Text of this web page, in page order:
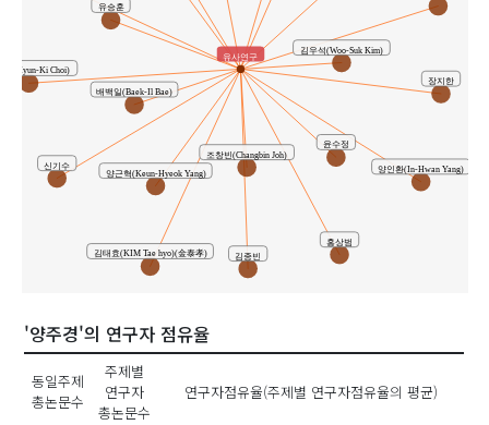
김우석(Woo-Suk Kim)
김종빈
김태효(KIM Tae hyo)(金泰孝)
배백일(Baek-Il Bae)
신기수
양근혁(Keun-Hyeok Yang) 양인환(In-Hwan Yang)
유승훈
윤수정
장지한
조창빈(Changbin Joh)
기(Hyun-Ki Choi)
홍상범
유사연구
'양주경'의 연구자 점유율
동일주제
총논문수
주제별
연구자
총논문수
연구자점유율(주제별 연구자점유율의 평균)